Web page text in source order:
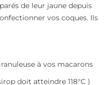
de leur jaune depuis
vos coques. Ils
à vos macarons
doit atteindre 118°C )